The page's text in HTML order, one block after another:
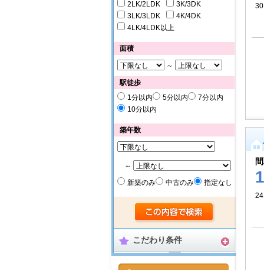
2LK/2LDK
3K/3DK
3LK/3LDK
4K/4DK
4LK/4LDK以上
面積
～
駅徒歩
1分以内
5分以内
7分以内
10分以内
築年数
～
新築のみ
中古のみ 指定なし
こだわり条件